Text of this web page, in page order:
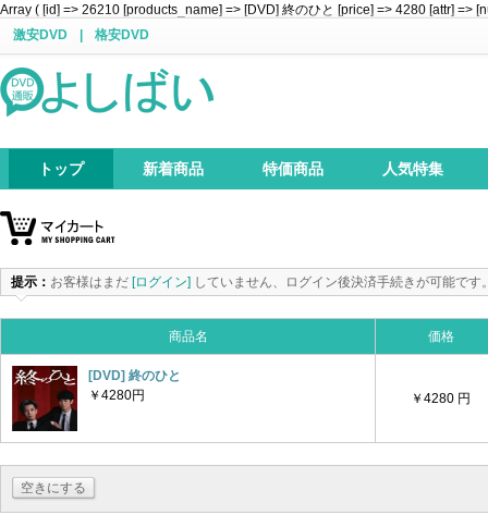
Array ( [id] => 26210 [products_name] => [DVD] 終のひと [price] => 4280 [attr] =>
激安DVD
格安DVD
トップ 新着商品 特価商品 人気特集
提示： お客様はまだ [ログイン] していません、ログイン後決済手続きが可能です
商品名 価格
[DVD] 終のひと
￥4280円
￥4280 円
空きにする